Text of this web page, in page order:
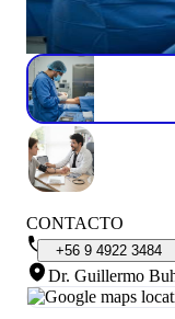
CONTACTO
+56 9 4922 3484
Dr. Guillermo